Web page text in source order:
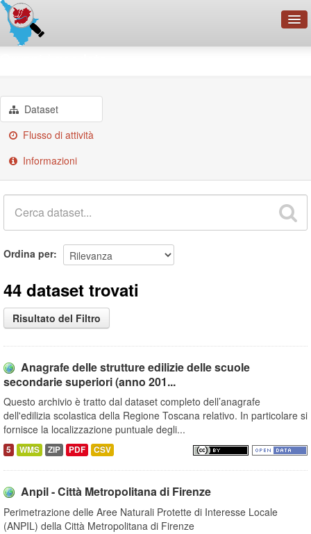
Dataset
Flusso di attività
Informazioni
Ordina per
44 dataset trovati
Risultato del Filtro
Anagrafe delle strutture edilizie delle scuole
secondarie superiori (anno 201...
Questo archivio è tratto dal dataset completo dell’anagrafe
dell'edilizia scolastica della Regione Toscana relativo. In particolare si
fornisce la localizzazione puntuale degli...
5 WMS ZIP PDF CSV
Anpil - Città Metropolitana di Firenze
Perimetrazione delle Aree Naturali Protette di Interesse Locale
(ANPIL) della Città Metropolitana di Firenze